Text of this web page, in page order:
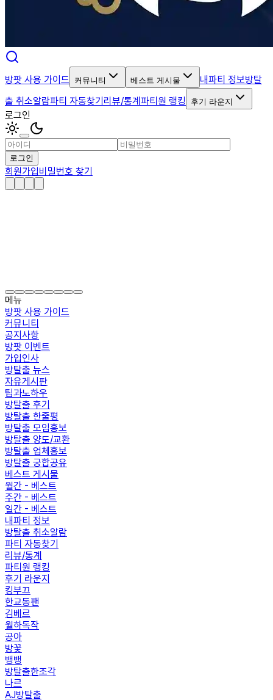
방팟 사용 가이드 커뮤니티 베스트 게시물 내파티 정보방탈
출 취소알람파티 자동찾기리뷰/통계파티원 랭킹 후기 라운지
로그인
로그인
회원가입비밀번호 찾기
메뉴
방팟 사용 가이드
커뮤니티
공지사항
방팟 이벤트
가입인사
방탈출 뉴스
자유게시판
팁과노하우
방탈출 후기
방탈출 한줄평
방탈출 모임홍보
방탈출 양도/교환
방탈출 업체홍보
방탈출 궁합공유
베스트 게시물
월간 - 베스트
주간 - 베스트
일간 - 베스트
내파티 정보
방탈출 취소알람
파티 자동찾기
리뷰/통계
파티원 랭킹
후기 라운지
킹부끄
한교동팬
김베르
월하독작
공아
방꽃
뱅뱅
방탈출한조각
나르
AJ방탈출